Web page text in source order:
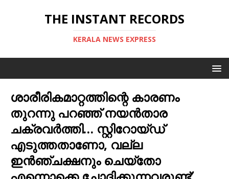
THE INSTANT RECORDS
KERALA NEWS EXPRESS
ശാരീരികമാറ്റത്തിന്റെ കാരണം
തുറന്നു പറഞ്ഞ് നയന്‍താര
ചക്രവര്‍ത്തി… സ്റ്റിറോയ്ഡ്
എടുത്തതാണോ, വല്ല
ഇന്‍ഞ്ചക്ഷനും ചെയ്‌തോ